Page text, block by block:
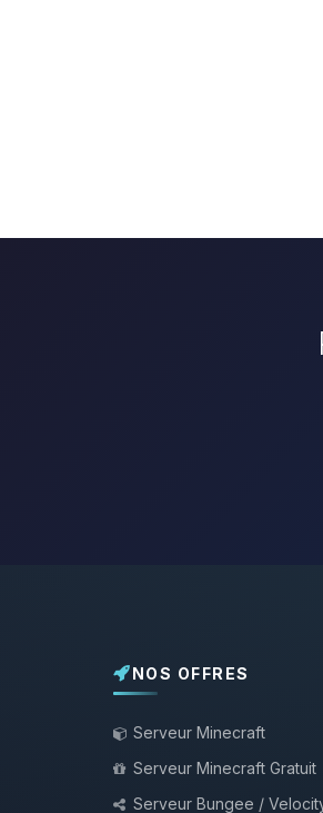
NOS OFFRES
Serveur Minecraft
Serveur Minecraft Gratuit
Serveur Bungee /